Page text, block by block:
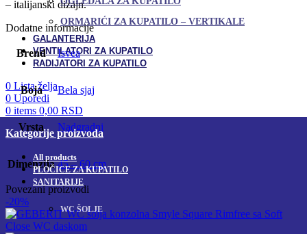
ORMARIĆI ZA KUPATILO – VERTIKALE
GALANTERIJA
VENTILATORI ZA KUPATILO
RADIJATORI ZA KUPATILO
0 Lista želja
0 Uporedi
0 items 0,00 RSD
Kategorije proizvoda
All products
PLOČICE ZA KUPATILO
SANITARIJE
WC ŠOLJE
– italijanski dizajn.
Dodatne informacije
Brend Isvea
Boja Bela sjaj
Vrsta Nadgradni
Dimenzija 45 – 60 cm
Povezani proizvodi
-20%